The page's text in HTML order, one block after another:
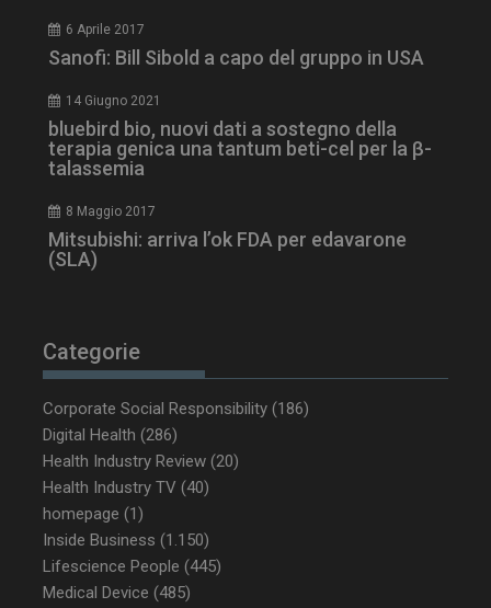
6 Aprile 2017
Sanofi: Bill Sibold a capo del gruppo in USA
14 Giugno 2021
bluebird bio, nuovi dati a sostegno della
terapia genica una tantum beti-cel per la β-
talassemia
8 Maggio 2017
Mitsubishi: arriva l’ok FDA per edavarone
(SLA)
Categorie
Corporate Social Responsibility (186)
Digital Health (286)
Health Industry Review (20)
Health Industry TV (40)
homepage (1)
Inside Business (1.150)
Lifescience People (445)
Medical Device (485)
NOME
__Secure-ROLLOUT_TOKEN
.youtube.com
tracking-sites-ironfish-
tracking-named-enable